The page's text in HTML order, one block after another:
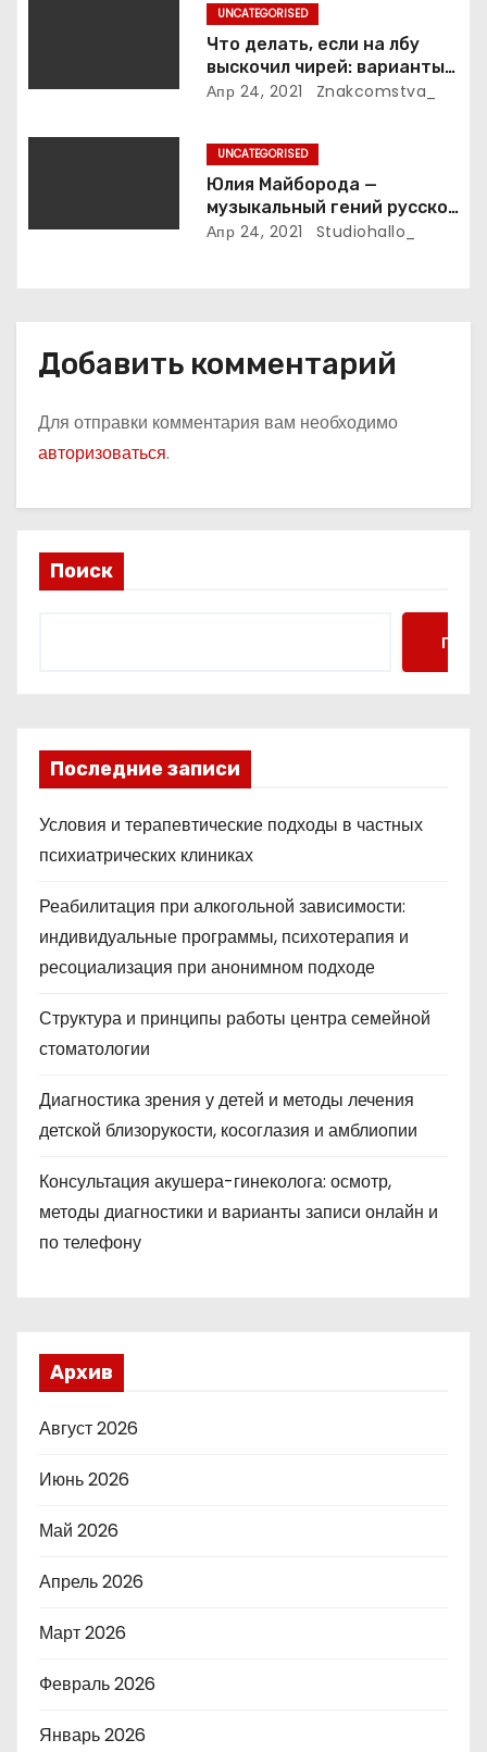
личная жизнь
UNCATEGORISED
Что делать, если на лбу
выскочил чирей: варианты
лечения
Апр 24, 2021 Znakcomstva_
UNCATEGORISED
Юлия Майборода —
музыкальный гений русской
эстрады и победительница
Апр 24, 2021 Studiohallo_
Добавить комментарий
Для отправки комментария вам необходимо
авторизоваться.
Поиск
Поиск
Последние записи
Условия и терапевтические подходы в частных
психиатрических клиниках
Реабилитация при алкогольной зависимости:
индивидуальные программы, психотерапия и
ресоциализация при анонимном подходе
Структура и принципы работы центра семейной
стоматологии
Диагностика зрения у детей и методы лечения
детской близорукости, косоглазия и амблиопии
Консультация акушера-гинеколога: осмотр,
методы диагностики и варианты записи онлайн и
по телефону
Архив
Август 2026
Июнь 2026
Май 2026
Апрель 2026
Март 2026
Февраль 2026
Январь 2026